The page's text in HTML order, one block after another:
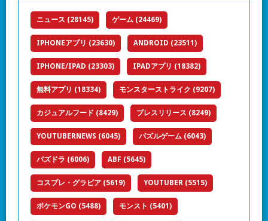
ニュース (28145) ゲーム (24469)
IPHONEアプリ (23630) ANDROID (23511)
IPHONE/IPAD (23303) IPADアプリ (18382)
無料アプリ (18334) モンスターストライク (9207)
カジュアルフード (8429) プレスリリース (8249)
YOUTUBERNEWS (6045) パズルゲーム (6043)
パズドラ (6006) ABF (5645)
コスプレ・グラビア (5619) YOUTUBER (5515)
ポケモンGO (5488) モンスト (5401)